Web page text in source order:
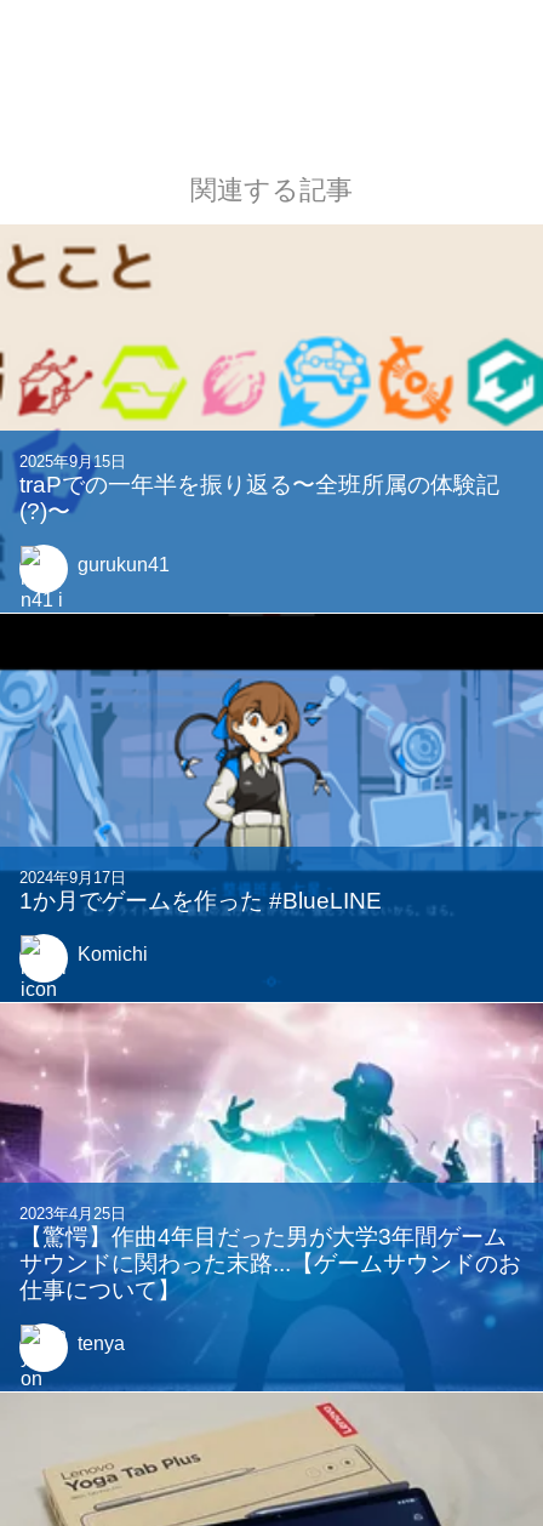
関連する記事
2025年9月15日
traPでの一年半を振り返る〜全班所属の体験記
(?)〜
gurukun41
2024年9月17日
1か月でゲームを作った #BlueLINE
Komichi
2023年4月25日
【驚愕】作曲4年目だった男が大学3年間ゲーム
サウンドに関わった末路...【ゲームサウンドのお
仕事について】
tenya